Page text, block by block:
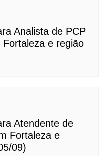
Analista de PCP
e região
Atendente de
Fortaleza e
09)